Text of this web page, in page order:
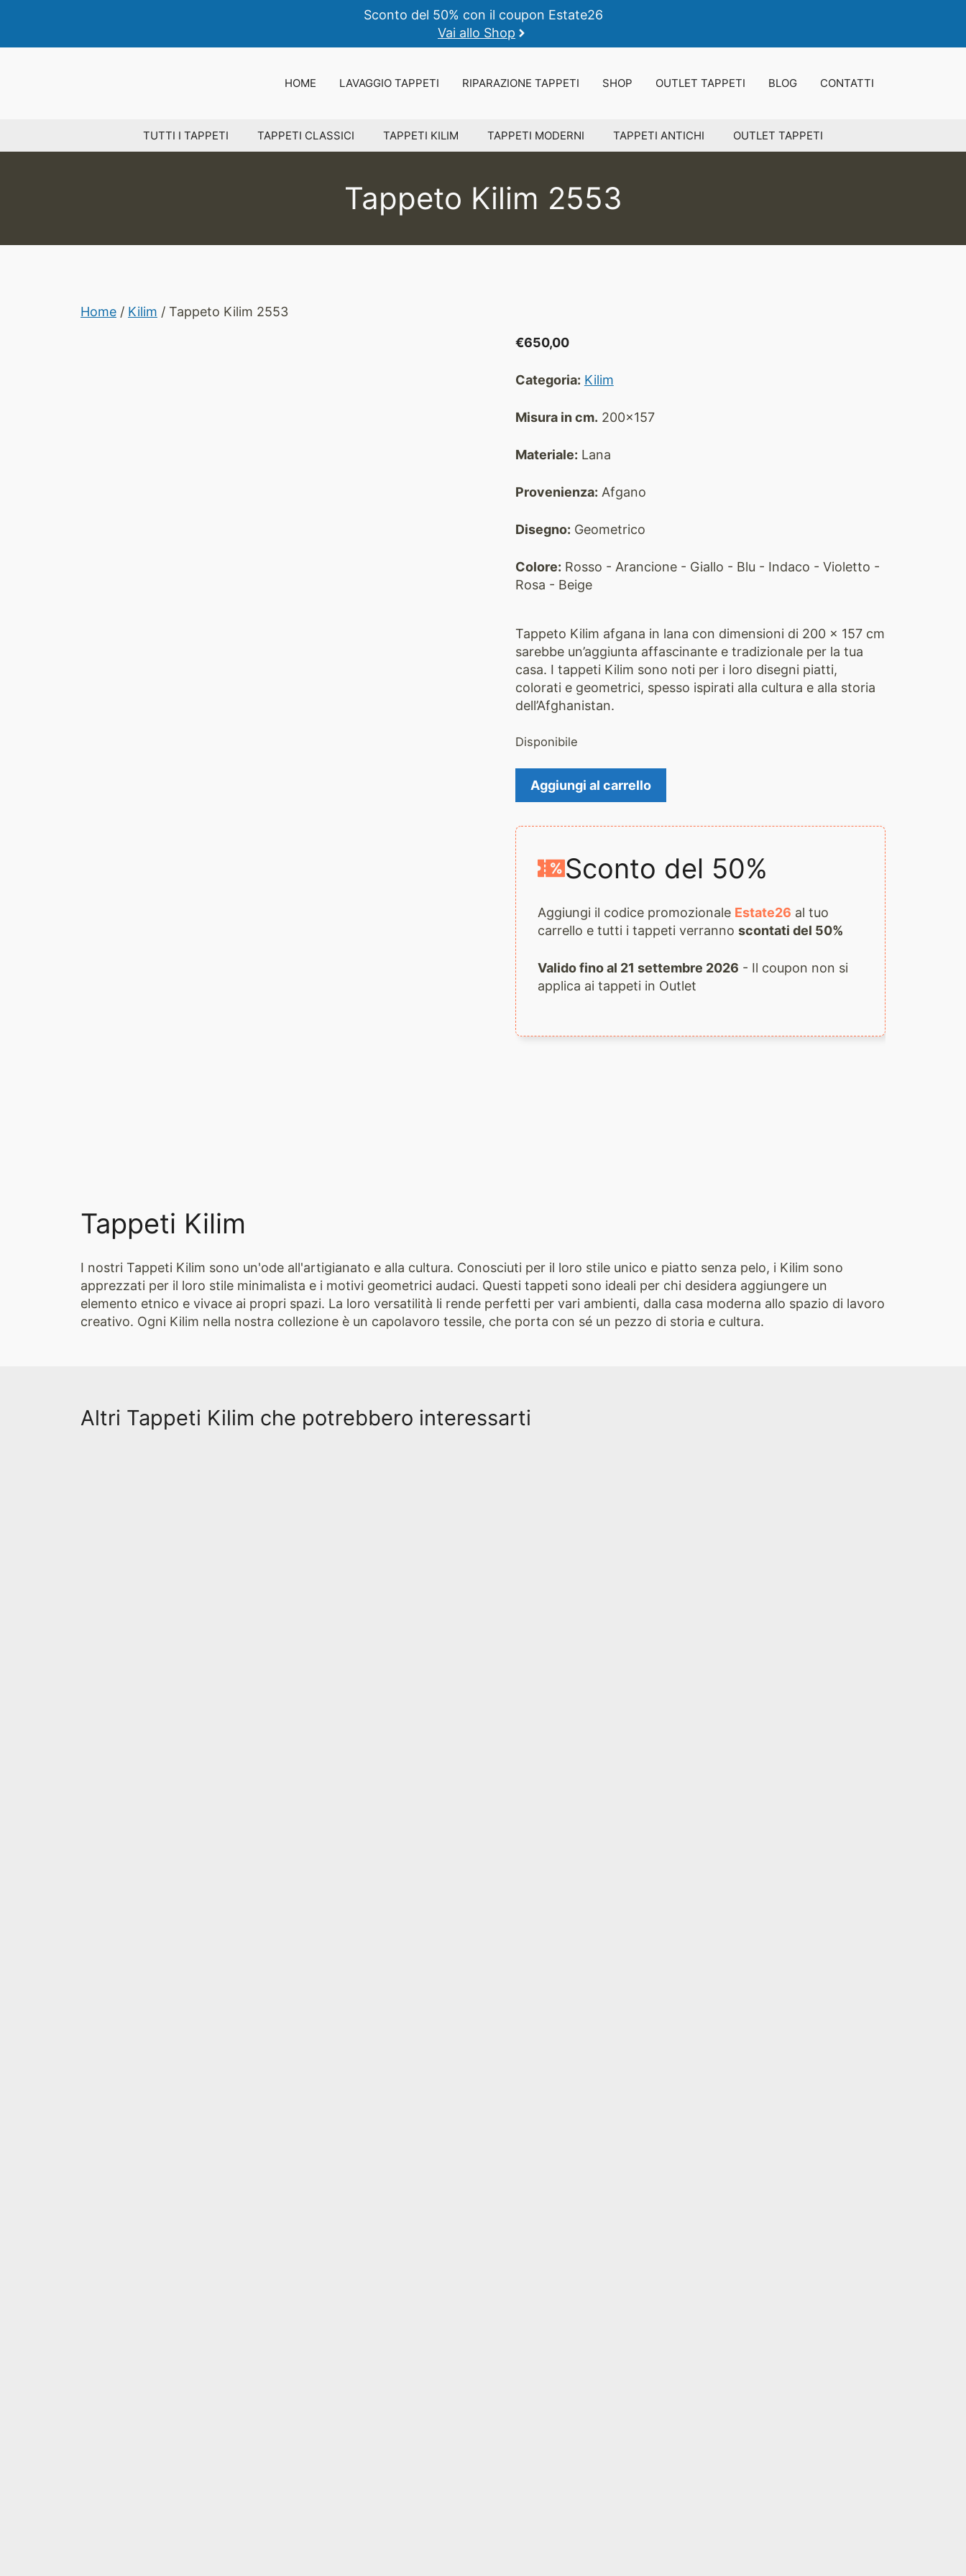
contenuto
Sconto del 50% con il coupon Estate26
Vai allo Shop
HOME LAVAGGIO TAPPETI RIPARAZIONE TAPPETI SHOP OUTLET TAPPETI BLOG CONTATTI
TUTTI I TAPPETI TAPPETI CLASSICI TAPPETI KILIM TAPPETI MODERNI TAPPETI ANTICHI OUTLET TAPPETI
Tappeto Kilim 2553
Home / Kilim / Tappeto Kilim 2553
€650,00
Categoria: Kilim
Misura in cm. 200x157
Materiale: Lana
Provenienza: Afgano
Disegno: Geometrico
Colore: Rosso - Arancione - Giallo - Blu - Indaco - Violetto -
Rosa - Beige
Tappeto Kilim afgana in lana con dimensioni di 200 x 157 cm
sarebbe un’aggiunta affascinante e tradizionale per la tua
casa. I tappeti Kilim sono noti per i loro disegni piatti,
colorati e geometrici, spesso ispirati alla cultura e alla storia
dell’Afghanistan.
Disponibile
Tappeto
Kilim
quantità
Aggiungi al carrello
Sconto del 50%
Aggiungi il codice promozionale Estate26 al tuo
carrello e tutti i tappeti verranno scontati del 50%
Valido fino al 21 settembre 2026 - Il coupon non si
applica ai tappeti in Outlet
Tappeti Kilim
I nostri Tappeti Kilim sono un'ode all'artigianato e alla cultura. Conosciuti per il loro stile unico e piatto senza pelo, i Kilim sono
apprezzati per il loro stile minimalista e i motivi geometrici audaci. Questi tappeti sono ideali per chi desidera aggiungere un
elemento etnico e vivace ai propri spazi. La loro versatilità li rende perfetti per vari ambienti, dalla casa moderna allo spazio di lavoro
creativo. Ogni Kilim nella nostra collezione è un capolavoro tessile, che porta con sé un pezzo di storia e cultura.
Altri Tappeti Kilim che potrebbero interessarti